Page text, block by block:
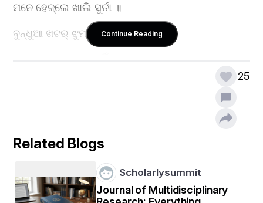
ମନେ ହେଜ୍‌ଲେ ଖାଲି ସୁର୍ତା ॥
ବୁନ୍ଧୁଆ ଖଟର୍ ଝୁମ୍ରା ନାଇଁ
ଖର୍ସି ଲିପା ଖଲାର୍ ବାଏର୍
ଖଁଡ଼‌୍ ଖଁଡ଼‌୍ ଶୀତେ ଉରେଁଇ ଢପା
Continue Reading
25
Related Blogs
Scholarlysummit
Journal of Multidisciplinary